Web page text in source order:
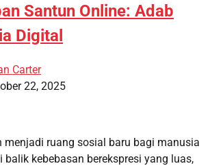
Santun Online: Adab
Digital
Carter
22, 2025
menjadi ruang sosial baru bagi manusia
balik kebebasan berekspresi yang luas,